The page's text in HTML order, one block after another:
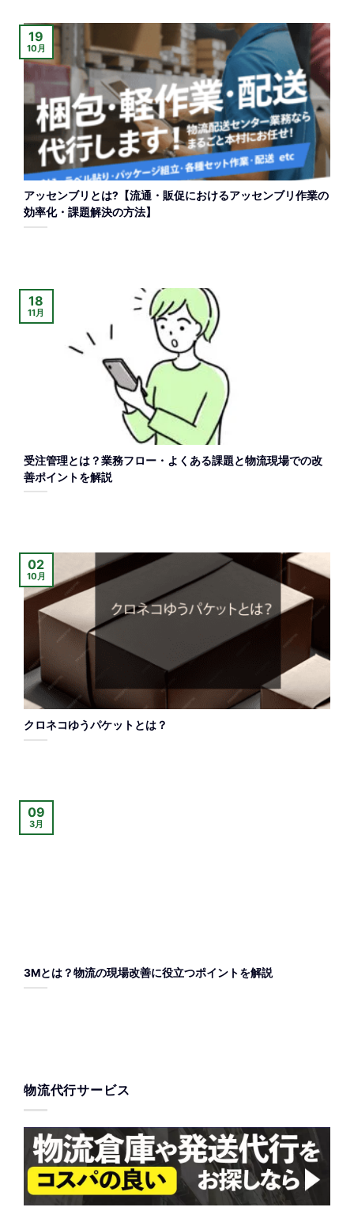
アッセンブリとは?【流通・販促におけるアッセンブリ作業の
効率化・課題解決の方法】
19
10月
受注管理とは？業務フロー・よくある課題と物流現場での改
善ポイントを解説
18
11月
クロネコゆうパケットとは？
02
10月
3Mとは？物流の現場改善に役立つポイントを解説
09
3月
物流代行サービス